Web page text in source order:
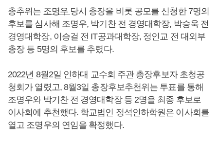
총추위는 조명우 당시 총장을 비롯 공모를 신청한 7명의
후보를 심사해 조명우, 박기찬 전 경영대학장, 박승욱 전
경영대학장, 이승걸 전 IT공과대학장, 정인교 전 대외부
총장 등 5명의 후보를 추렸다.
2022년 8월2일 인하대 교수회 주관 총장후보자 초청공
청회가 열렸고, 8월3일 총장후보추천위는 투표를 통해
조명우와 박기찬 전 경영대학장 등 2명을 최종 후보로
이사회에 추천했다. 학교법인 정석인하학원은 이사회를
열고 조명우의 연임을 확정했다.